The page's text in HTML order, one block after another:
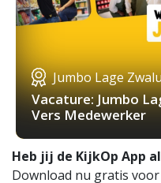
Jumbo Lage
Vacature: Jumbo
Vers Medewerker
Heb jij de KijkOp App
Download nu gratis voor